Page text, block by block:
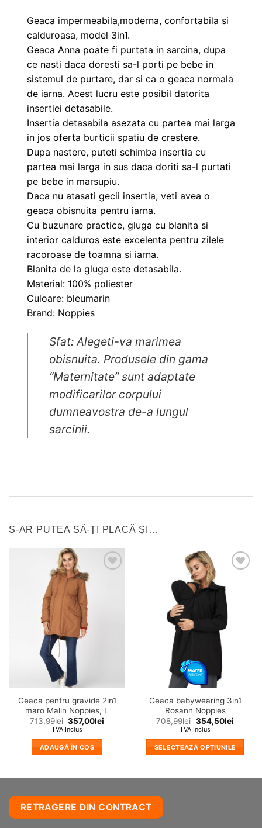
Geaca impermeabila,moderna, confortabila si
calduroasa, model 3in1.
Geaca Anna poate fi purtata in sarcina, dupa
ce nasti daca doresti sa-l porti pe bebe in
sistemul de purtare, dar si ca o geaca normala
de iarna. Acest lucru este posibil datorita
insertiei detasabile.
Insertia detasabila asezata cu partea mai larga
in jos oferta burticii spatiu de crestere.
Dupa nastere, puteti schimba insertia cu
partea mai larga in sus daca doriti sa-l purtati
pe bebe in marsupiu.
Daca nu atasati gecii insertia, veti avea o
geaca obisnuita pentru iarna.
Cu buzunare practice, gluga cu blanita si
interior calduros este excelenta pentru zilele
racoroase de toamna si iarna.
Blanita de la gluga este detasabila.
Material: 100% poliester
Culoare: bleumarin
Brand: Noppies
Sfat: Alegeti-va marimea
obisnuita. Produsele din gama
“Maternitate” sunt adaptate
modificarilor corpului
dumneavostra de-a lungul
sarcinii.
S-AR PUTEA SĂ-ȚI PLACĂ ȘI…
Geaca pentru gravide 2in1
maro Malin Noppies, L
713,99lei 357,00lei
TVA Inclus
ADAUGĂ ÎN COȘ
Adauga
wishlist!
Geaca babywearing 3in1
Rosann Noppies
708,99lei 354,50lei
TVA Inclus
SELECTEAZĂ OPȚIUNILE
RETRAGERE DIN CONTRACT